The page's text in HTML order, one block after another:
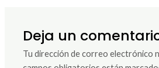
Deja un
Tu dirección de correo electrónico